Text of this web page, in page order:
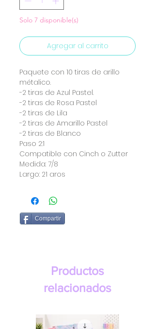
Solo 7 disponible(s)
Agregar al carrito
Paquete con 10 tiras de arillo
métalico.
-2 tiras de Azul Pastel.
-2 tiras de Rosa Pastel
-2 tiras de Lila
-2 tiras de Amarillo Pastel
-2 tiras de Blanco
Paso 2:1
Compatible con Cinch o Zutter
Medida: 7/8
Largo: 21 aros
Compartir
Productos
relacionados